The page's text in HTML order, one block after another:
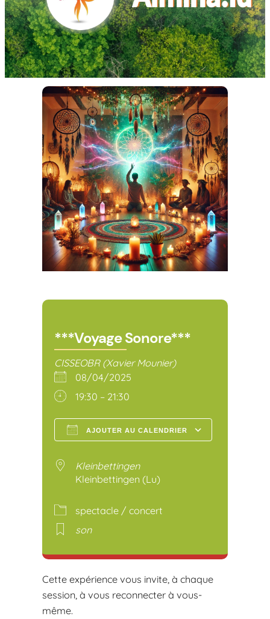
***Voyage Sonore***
CISSEOBR (Xavier Mounier)
08/04/2025
19:30 – 21:30
AJOUTER AU CALENDRIER
Kleinbettingen
Kleinbettingen (Lu)
spectacle / concert
son
Cette expérience vous invite, à chaque
session, à vous reconnecter à vous-
même.